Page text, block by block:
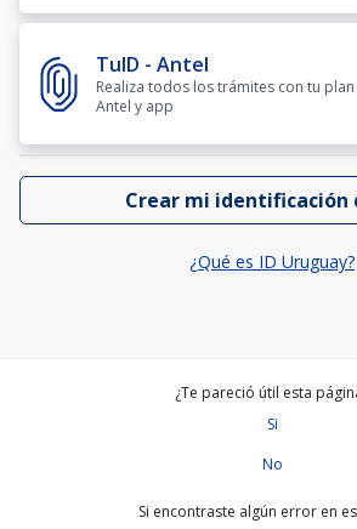
TuID - Antel
Realiza todos los trámites con tu
Antel y app
Crear mi
¿Qué es ID Uruguay?
¿Te pareció útil esta
Si
No
Si encontraste algún error en